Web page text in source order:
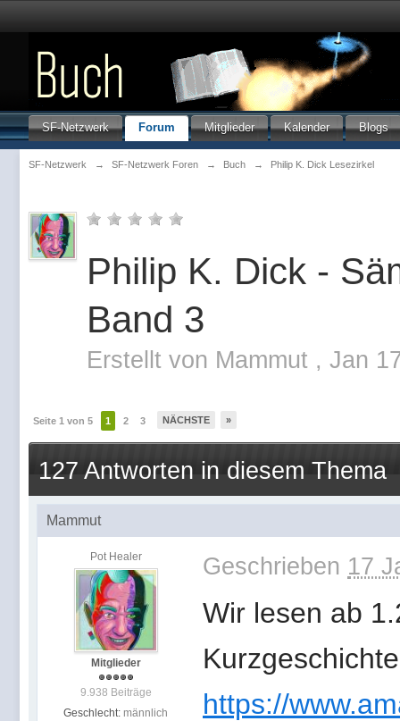
SF-Netzwerk Forum Mitglieder Kalender Blogs
SF-Netzwerk → SF-Netzwerk Foren → Buch → Philip K. Dick Lesezirkel
Philip K. Dick -
Band 3
Erstellt von Mammut , Jan
Seite 1 von 5 1 2 3 NÄCHSTE »
127 Antworten in diesem Thema
Mammut
Pot Healer
Mitglieder
9.938 Beiträge
Geschlecht: männlich
Geschrieben 17
Wir lesen ab
https://